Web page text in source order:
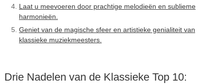
Laat u meevoeren door prachtige melodieën en sublieme
harmonieën.
Geniet van de magische sfeer en artistieke genialiteit van
klassieke muziekmeesters.
Drie Nadelen van de Klassieke Top 10: